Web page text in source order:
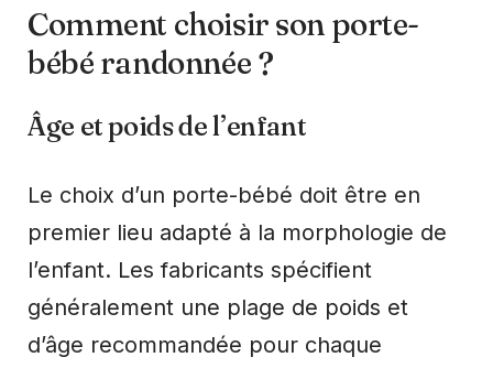
Comment choisir son porte-
bébé randonnée ?
Âge et poids de l’enfant
Le choix d’un porte-bébé doit être en
premier lieu adapté à la morphologie de
l’enfant. Les fabricants spécifient
généralement une plage de poids et
d’âge recommandée pour chaque